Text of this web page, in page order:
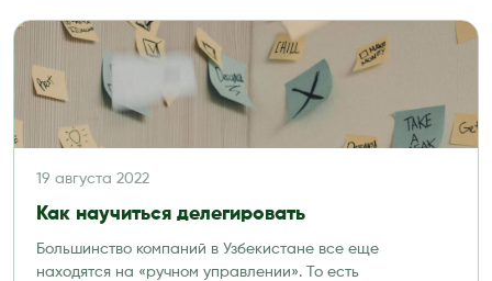
19 августа 2022
Как научиться делегировать
Большинство компаний в Узбекистане все еще
находятся на «ручном управлении». То есть